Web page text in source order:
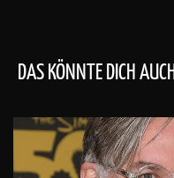
DAS KÖNNTE DICH